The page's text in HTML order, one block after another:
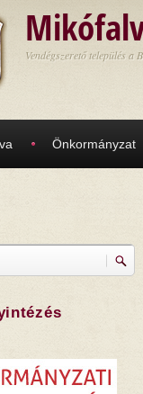
Vendégszerető település a
Önkormányzat